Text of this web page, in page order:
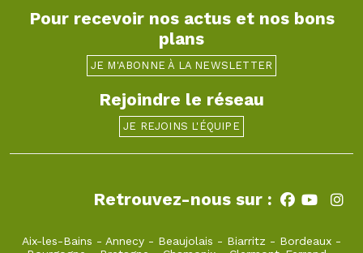
Pour recevoir nos actus et nos bons
plans
JE M'ABONNE À LA NEWSLETTER
Rejoindre le réseau
JE REJOINS L'ÉQUIPE
Retrouvez-nous sur :
Aix-les-Bains - Annecy - Beaujolais - Biarritz - Bordeaux -